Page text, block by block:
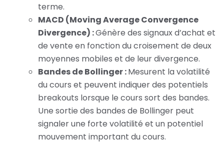
terme.
MACD (Moving Average Convergence
Divergence) :Génère des signaux d’achat et
de vente en fonction du croisement de deux
moyennes mobiles et de leur divergence.
Bandes de Bollinger :Mesurent la volatilité
du cours et peuvent indiquer des potentiels
breakouts lorsque le cours sort des bandes.
Une sortie des bandes de Bollinger peut
signaler une forte volatilité et un potentiel
mouvement important du cours.